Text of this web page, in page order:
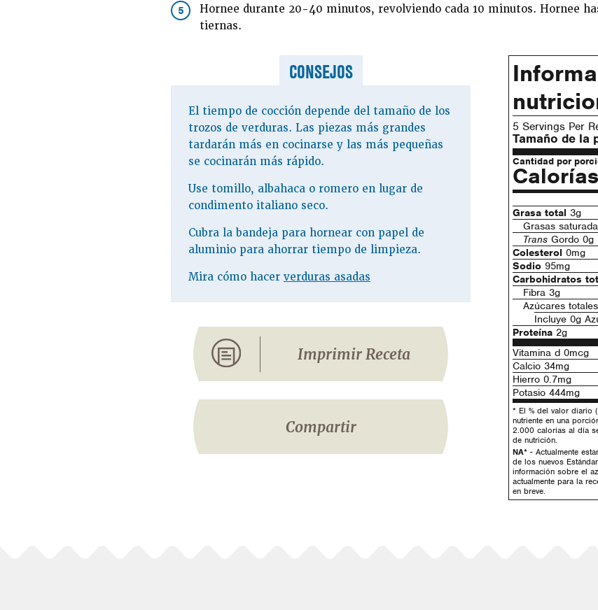
5
Hornee durante 20-40 minutos, revolviendo cada 10 minutos. Hornee
tiernas.
CONSEJOS
El tiempo de cocción depende del tamaño de los
trozos de verduras. Las piezas más grandes
tardarán más en cocinarse y las más pequeñas
se cocinarán más rápido.
Use tomillo, albahaca o romero en lugar de
condimento italiano seco.
Cubra la bandeja para hornear con papel de
aluminio para ahorrar tiempo de limpieza.
Mira cómo hacer verduras asadas
Imprimir Receta
Compartir
5 Servings Per
Tamaño de la
Cantidad por
Calorías
Grasa total 3g
Grasas
Trans Gordo 0g
Colesterol 0mg
Sodio 95mg
Carbohidratos
Fibra 3g
Azúcares
Incluye 0g
Proteína 2g
Vitamina d 0mcg
Calcio 34mg
Hierro 0.7mg
Potasio 444mg
* El % del valor diario
nutriente en una
2.000 calorías al día
de nutrición.
NA* - Actualmente
de los nuevos
información sobre el
actualmente para la
en breve.